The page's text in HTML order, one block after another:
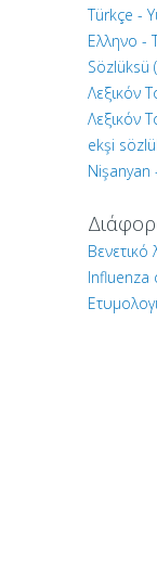
Türkçe -
Ελληνο -
Sözlüksü
Λεξικόν
Λεξικόν
ekşi
Nişanyan
Βενετικό
Influenza